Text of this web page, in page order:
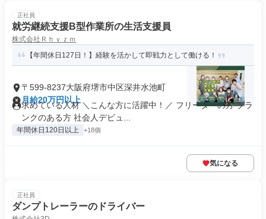
正社員
就労継続支援B型作業所の生活支援員
株式会社Ｒｈｙｚｍ
【年間休日127日！】経験を活かして即戦力として働ける！
〒599-8237大阪府堺市中区深井水池町
月給20万円以上
求めている人材 ＼こんな方に活躍中！／ フリーターの方 ブラ
ンクのある方 社会人デビュ...
年間休日120日以上 +18個
気になる
正社員
ダンプトレーラーのドライバー